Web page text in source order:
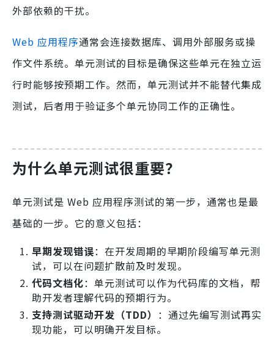
外部依赖的干扰。
Web 应用程序通常会连接数据库、调用外部服务或操
作文件系统。单元测试的目标是确保这些单元在独立运
行时能够按预期工作。然而，单元测试并不能替代集成
测试，后者用于验证多个单元协同工作的正确性。
为什么单元测试很重要？
单元测试是 Web 应用程序测试的第一步，通常也是最
基础的一步。它的意义包括：
早期发现错误：在开发周期的早期阶段编写单元测
试，可以在问题扩散前及时发现。
代码文档化：单元测试可以作为代码库的文档，帮
助开发者理解代码的预期行为。
支持测试驱动开发（TDD） ：通过先编写测试再实
现功能，可以明确开发目标。